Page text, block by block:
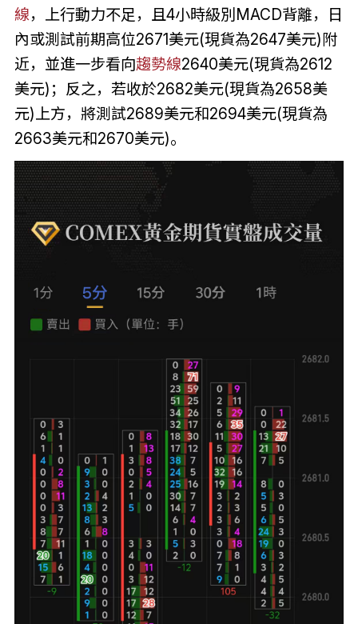
線，上行動力不足，且4小時級別MACD背離，日
內或測試前期高位2671美元(現貨為2647美元)附
近，並進一步看向趨勢線2640美元(現貨為2612
美元)；反之，若收於2682美元(現貨為2658美
元)上方，將測試2689美元和2694美元(現貨為
2663美元和2670美元)。